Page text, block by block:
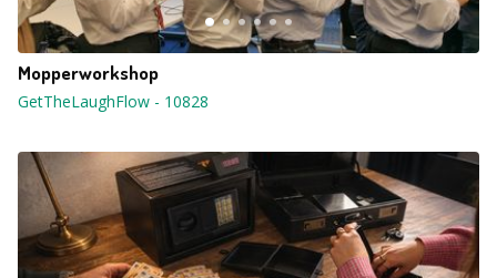
Mopperworkshop
GetTheLaughFlow - 10828